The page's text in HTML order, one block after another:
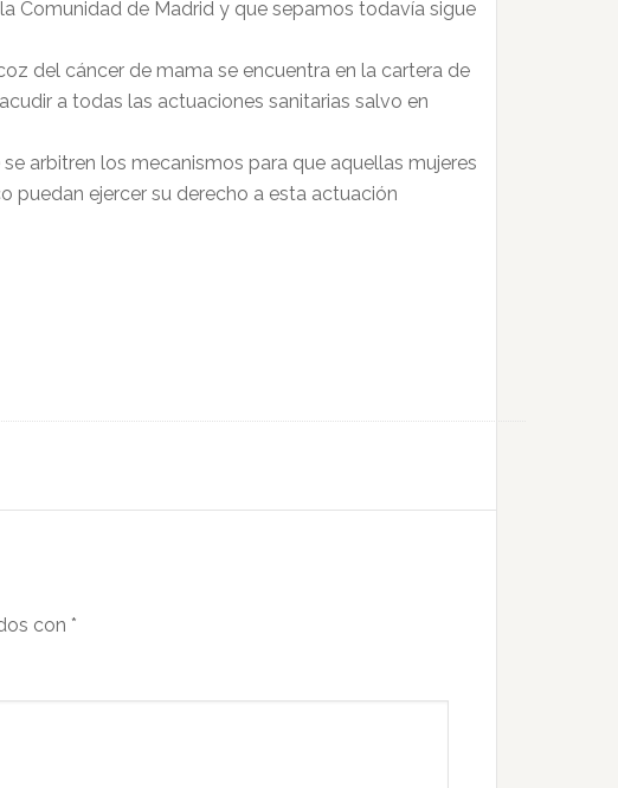
Comunidad de Madrid y que sepamos todavía sigue
del cáncer de mama se encuentra en la cartera de
a todas las actuaciones sanitarias salvo en
arbitren los mecanismos para que aquellas mujeres
puedan ejercer su derecho a esta actuación
con *